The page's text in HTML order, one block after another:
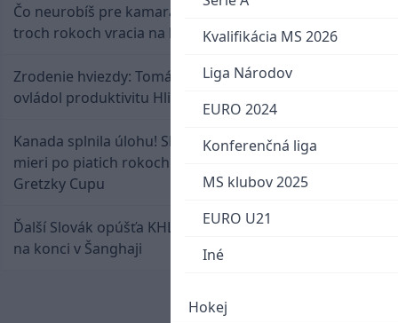
Kvalifikácia MS 2026
Liga Národov
EURO 2024
Konferenčná liga
MS klubov 2025
EURO U21
Iné
Hokej
Čo neurobíš pre kamaráta! Marián Hossa sa po
troch rokoch vracia na ľad
Zrodenie hviezdy: Tomáš Selič zničil Švajčiarov a
ovládol produktivitu Hlinka Gretzky Cupu
Kanada splnila úlohu! Slovenská osemnástka
mieri po piatich rokoch do semifinále Hlinka
Gretzky Cupu
Ďalší Slovák opúšťa KHL. Patrik Rybár sa dohodol
na konci v Šanghaji